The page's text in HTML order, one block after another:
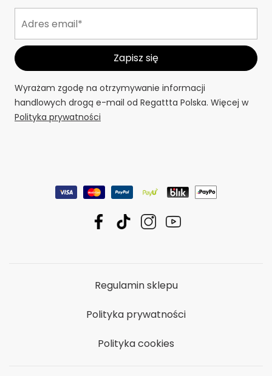
Wyrażam zgodę na otrzymywanie informacji
handlowych drogą e-mail od Regattta Polska. Więcej w
Polityka prywatności
Regulamin sklepu
Polityka prywatności
Polityka cookies